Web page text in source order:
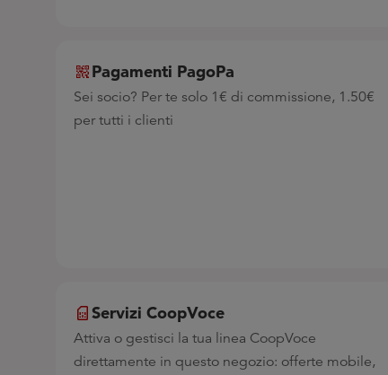
Pagamenti PagoPa
Sei socio? Per te solo 1€ di commissione, 1.50€
per tutti i clienti
Servizi CoopVoce
Attiva o gestisci la tua linea CoopVoce
direttamente in questo negozio: offerte mobile,